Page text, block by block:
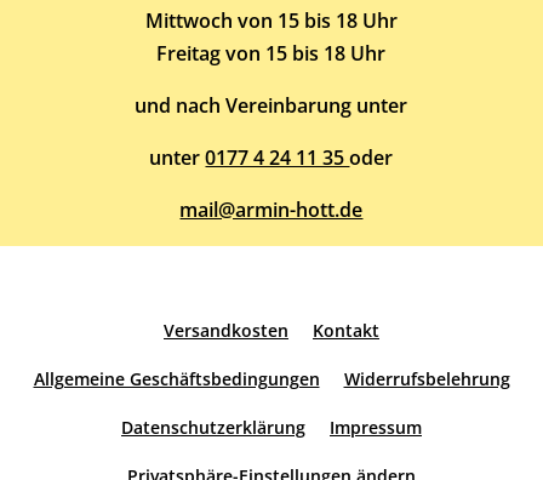
Mittwoch von 15 bis 18 Uhr
Freitag von 15 bis 18 Uhr
und nach Vereinbarung unter
unter0177 4 24 11 35oder
mail@armin-hott.de
Versandkosten Kontakt
Allgemeine Geschäftsbedingungen Widerrufsbelehrung
Datenschutzerklärung Impressum